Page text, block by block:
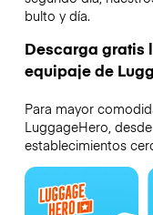
bulto y día.
Descarga gratis
equipaje de
Para mayor
LuggageHero,
establecimientos